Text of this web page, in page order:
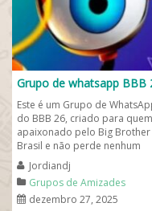
Grupo de whatsapp BBB
Este é um Grupo de
do BBB 26, criado para
apaixonado pelo Big Brother
Brasil e não perde nenhum
detalhe do reality mais
comentado do país....
Jordiandj
Grupos de Amizades
dezembro 27, 2025